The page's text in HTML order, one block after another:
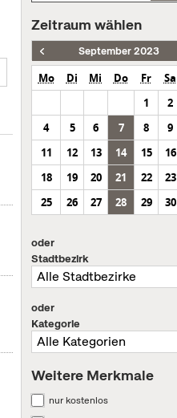
Zeitraum wählen
September 2023
Mo Di Mi Do Fr Sa
1
2
4
5 6 7 8 9
11
12 13 14 15 16
18
19 20 21 22 23
25
26 27 28 29 30
oder
Stadtbezirk
oder
Kategorie
Weitere Merkmale
nur kostenlos